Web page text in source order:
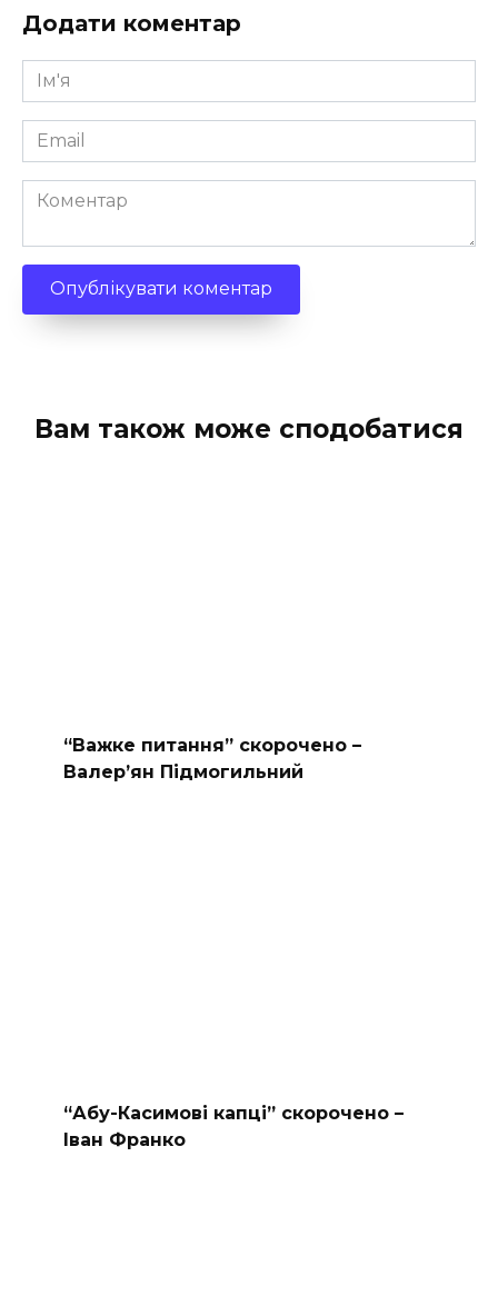
Додати коментар
Ім'я
*
Email
*
Коментар
Вам також може сподобатися
“Важке питання” скорочено –
Валер’ян Підмогильний
“Абу-Касимові капці” скорочено –
Іван Франко